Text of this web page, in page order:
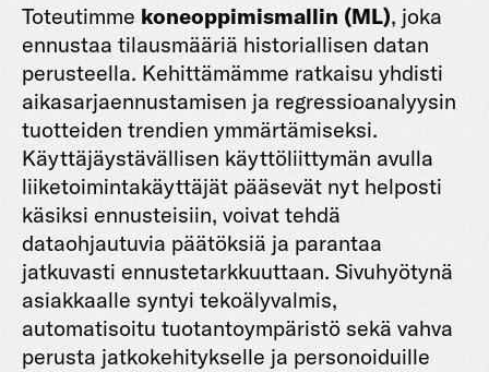
Toteutimme koneoppimismallin (ML), joka
ennustaa tilausmääriä historiallisen datan
perusteella. Kehittämämme ratkaisu yhdisti
aikasarjaennustamisen ja regressioanalyysin
tuotteiden trendien ymmärtämiseksi.
Käyttäjäystävällisen käyttöliittymän avulla
liiketoimintakäyttäjät pääsevät nyt helposti
käsiksi ennusteisiin, voivat tehdä
dataohjautuvia päätöksiä ja parantaa
jatkuvasti ennustetarkkuuttaan. Sivuhyötynä
asiakkaalle syntyi tekoälyvalmis,
automatisoitu tuotantoympäristö sekä vahva
perusta jatkokehitykselle ja personoiduille